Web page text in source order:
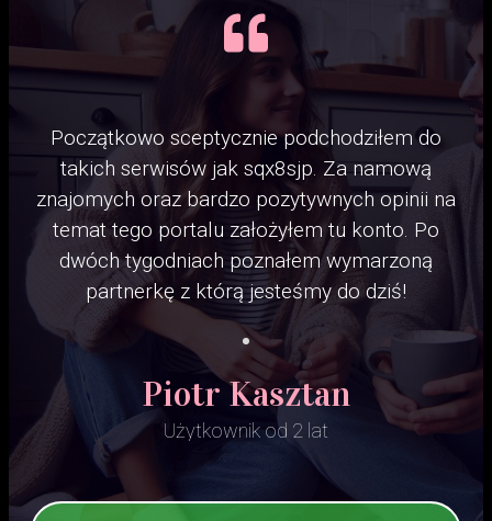
Początkowo sceptycznie podchodziłem do
takich serwisów jak sqx8sjp. Za namową
znajomych oraz bardzo pozytywnych opinii na
temat tego portalu założyłem tu konto. Po
dwóch tygodniach poznałem wymarzoną
partnerkę z którą jesteśmy do dziś!
Piotr Kasztan
Użytkownik od 2 lat